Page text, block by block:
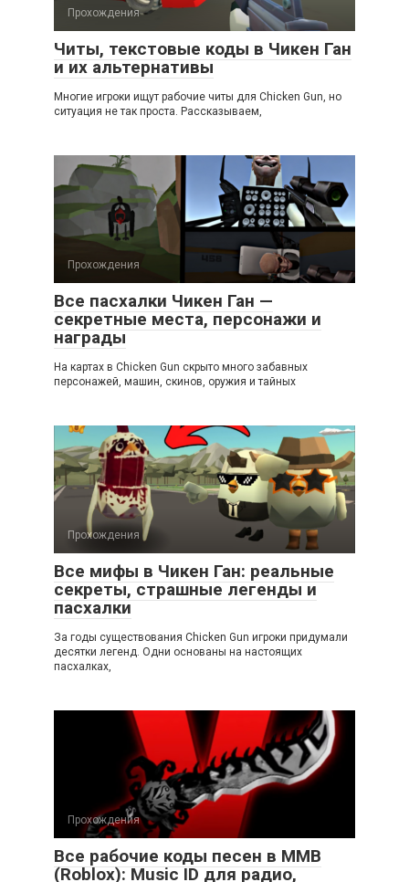
Прохождения
Читы, текстовые коды в Чикен Ган
и их альтернативы
Многие игроки ищут рабочие читы для Chicken Gun, но
ситуация не так проста. Рассказываем,
Прохождения
Все пасхалки Чикен Ган —
секретные места, персонажи и
награды
На картах в Chicken Gun скрыто много забавных
персонажей, машин, скинов, оружия и тайных
Прохождения
Все мифы в Чикен Ган: реальные
секреты, страшные легенды и
пасхалки
За годы существования Chicken Gun игроки придумали
десятки легенд. Одни основаны на настоящих
пасхалках,
Прохождения
Все рабочие коды песен в ММВ
(Roblox): Music ID для радио,